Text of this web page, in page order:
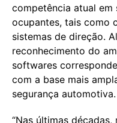
competência atual em
ocupantes, tais como
sistemas de direção.
reconhecimento do
softwares
com a base mais
segurança automotiva.
“Nas últimas